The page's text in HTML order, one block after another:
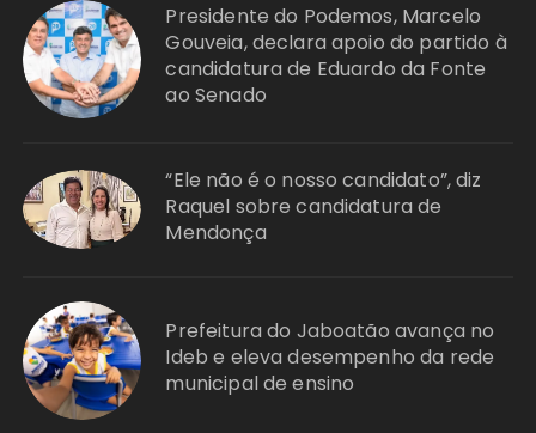
Presidente do Podemos, Marcelo
Gouveia, declara apoio do partido à
candidatura de Eduardo da Fonte
ao Senado
“Ele não é o nosso candidato”, diz
Raquel sobre candidatura de
Mendonça
Prefeitura do Jaboatão avança no
Ideb e eleva desempenho da rede
municipal de ensino